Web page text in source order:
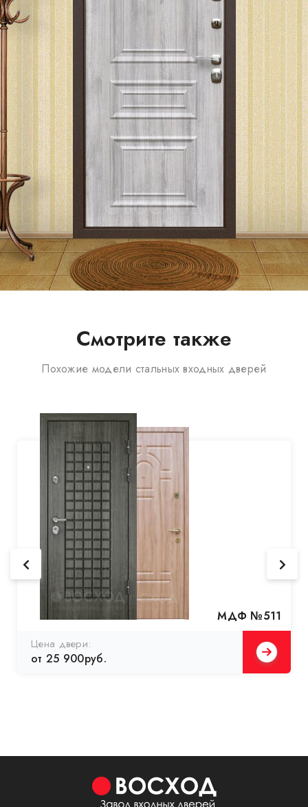
Смотрите также
Похожие модели стальных входных дверей
МДФ №511
Цена двери:
от 25 900руб.